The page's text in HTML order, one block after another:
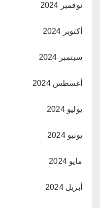
نوفمبر 2024
أكتوبر 2024
سبتمبر 2024
أغسطس 2024
يوليو 2024
يونيو 2024
مايو 2024
أبريل 2024